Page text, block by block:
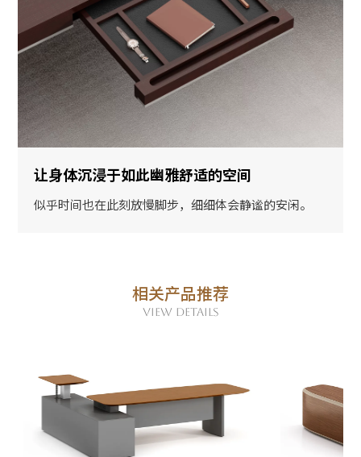
让身体沉浸于如此幽雅舒适的空间
似乎时间也在此刻放慢脚步，细细体会静谧的安闲。
相关产品推荐
VIEW DETAILS